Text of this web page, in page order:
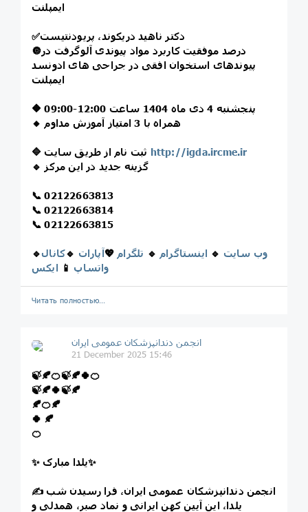
ایمپلنت
✅دکتر ناهید دریکوند، پریودنتیست
🔘درصد موفقیت کاربرد مواد پیوندی آلوگرفت در
پیوندهای استخوان افقی در جراحی های ادونسد
ایمپلنت
🔶 پنجشنبه 4 دی ماه 1404 ساعت 12:00-09:00
🔸 همراه با 3 امتیاز آموزش مداوم
http://igda.ircme.ir
🔹 گزینه جدید در این مرکز
📞 02122663813
📞 02122663814
📞 02122663815
🔹 وب سایت 🔹 اینستاگرام 🔹 تلگرام 💖آپارات 🔹کانال
واتساپ 📱 ایکس
Читать полностью…
انجمن دندانپزشکان عمومی ایران
21 December 2025 15:46
🍃🍂🍊🍃🍂🍀🍊
🍃🍂🍀🍃🍂
🍂🍊🍂
🍀 🍂
🍊
✨ یلدا مبارک✨
✍ انجمن دندانپزشکان عمومی ایران، فرا رسیدن شب
یلدا، این آیین کهن ایرانی و نماد صبر، همدلی و